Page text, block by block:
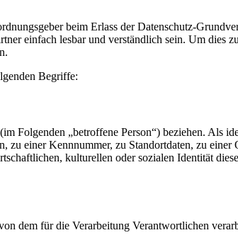
beim Erlass der Datenschutz-
einfach lesbar und verständlich sein. Um dies
Begriffe:
Folgenden „betroffene Person“) beziehen. Als
zu einer Kennnummer, zu Standortdaten, zu
kulturellen oder sozialen Identität
dem für die Verarbeitung Verantwortlichen